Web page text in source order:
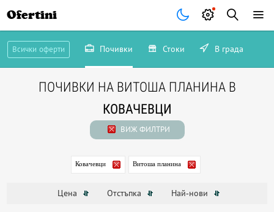
Ofertini
Всички оферти Почивки Стоки В града
ПОЧИВКИ НА ВИТОША ПЛАНИНА В
КОВАЧЕВЦИ
ВИЖ ФИЛТРИ
Ковачевци Витоша планина
Цена Отстъпка Най-нови